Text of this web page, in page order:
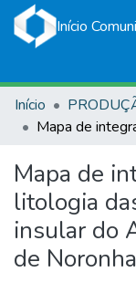
Início
Início
Mapa de
litologia
insular do
de Noronha